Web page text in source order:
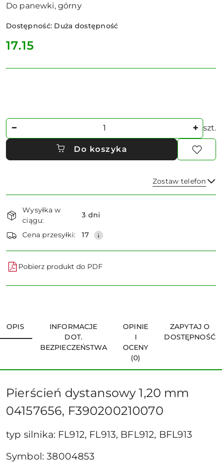
Do panewki, górny
Dostępność: Duża dostępność
cena:
17.15
Ilość szt.
Do koszyka
Zostaw telefon
Dostępność
i
dostawa
Wysyłka w
ciągu:
3 dni
Cena przesyłki: 17
Pobierz produkt do PDF
OPIS
INFORMACJE
DOT.
BEZPIECZEŃSTWA
OPINIE
I
OCENY
(0)
ZAPYTAJ O
DOSTĘPNOŚĆ
Pierścień dystansowy 1,20 mm
04157656, F390200210070
typ silnika: FL912, FL913, BFL912, BFL913
Symbol: 38004853